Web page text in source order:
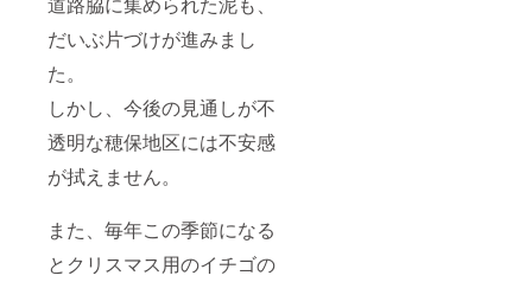
だいぶ片づけが進みまし
た。
しかし、今後の見通しが不
透明な穂保地区には不安感
が拭えません。
また、毎年この季節になる
とクリスマス用のイチゴの